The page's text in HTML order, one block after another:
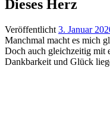
Dieses Herz
Veröffentlicht 3. Januar
Manchmal macht es mich
Doch auch gleichzeitig mit
Dankbarkeit und Glück